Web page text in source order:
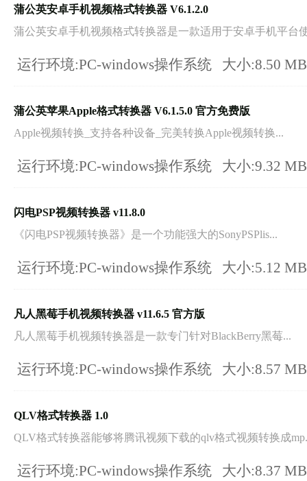
蒲公英安卓手机视频格式转换器 V6.1.2.0
蒲公英安卓手机视频格式转换器是一款适用于安卓手机平台
运行环境:PC-windows操作系统 大小:8.50
蒲公英苹果Apple格式转换器 V6.1.5.0 官方免费版
Apple视频转换_支持各种设备_完美转换Apple视频转换...
运行环境:PC-windows操作系统 大小:9.32
闪电PSP视频转换器 v11.8.0
《闪电PSP视频转换器》是一个功能强大的SonyPSPlis...
运行环境:PC-windows操作系统 大小:5.12
凡人黑莓手机视频转换器 v11.6.5 官方版
凡人黑莓手机视频转换器是一款专门针对BlackBerry黑莓...
运行环境:PC-windows操作系统 大小:8.57
QLV格式转换器 1.0
QLV格式转换器能够将腾讯视频下载的qlv格式视频转换成
运行环境:PC-windows操作系统 大小:8.37